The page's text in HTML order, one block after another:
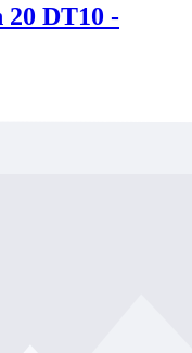
20 DT10 -